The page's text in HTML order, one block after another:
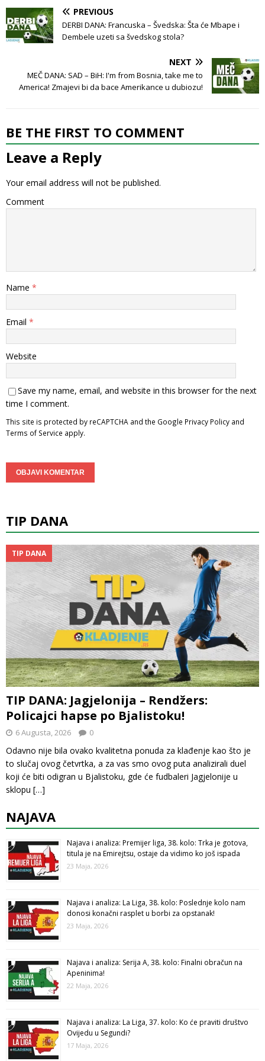
PREVIOUS
DERBI DANA: Francuska – Švedska: Šta će Mbape i
Dembele uzeti sa švedskog stola?
NEXT
MEČ DANA: SAD – BiH: I'm from Bosnia, take me to
America! Zmajevi bi da bace Amerikance u dubiozu!
BE THE FIRST TO COMMENT
Leave a Reply
Your email address will not be published.
Comment
Name *
Email *
Website
Save my name, email, and website in this browser for the next
time I comment.
This site is protected by reCAPTCHA and the Google Privacy Policy and
Terms of Service apply.
TIP DANA
TIP DANA
TIP DANA: Jagjelonija – Rendžers:
Policajci hapse po Bjalistoku!
6 Augusta, 2026 0
Odavno nije bila ovako kvalitetna ponuda za klađenje kao što je
to slučaj ovog četvrtka, a za vas smo ovog puta analizirali duel
koji će biti odigran u Bjalistoku, gde će fudbaleri Jagjelonije u
sklopu […]
NAJAVA
Najava i analiza: Premijer liga, 38. kolo: Trka je gotova,
titula je na Emirejtsu, ostaje da vidimo ko još ispada
23 Maja, 2026
Najava i analiza: La Liga, 38. kolo: Poslednje kolo nam
donosi konačni rasplet u borbi za opstanak!
23 Maja, 2026
Najava i analiza: Serija A, 38. kolo: Finalni obračun na
Apeninima!
22 Maja, 2026
Najava i analiza: La Liga, 37. kolo: Ko će praviti društvo
Ovijedu u Segundi?
17 Maja, 2026